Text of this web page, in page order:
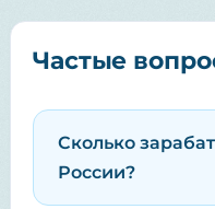
Частые
Сколько
России?